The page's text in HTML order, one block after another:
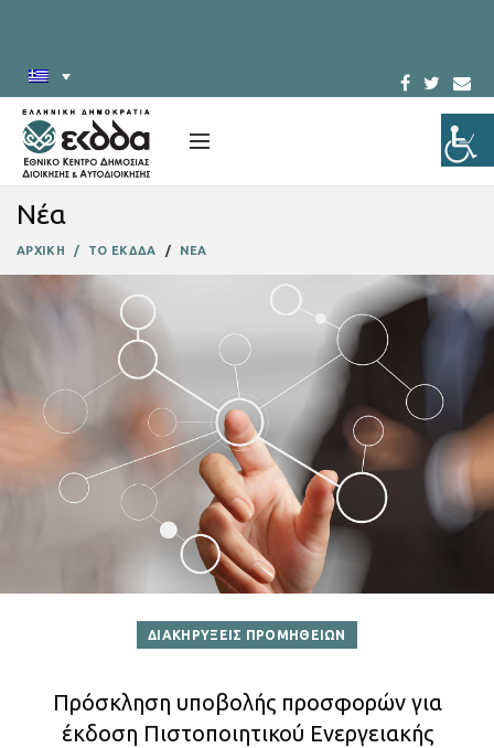
Νέα
ΑΡΧΙΚΗ ΤΟ ΕΚΔΔΑ ΝΕΑ
ΔΙΑΚΗΡΥΞΕΙΣ ΠΡΟΜΗΘΕΙΩΝ
Πρόσκληση υποβολής προσφορών για
έκδοση Πιστοποιητικού Ενεργειακής